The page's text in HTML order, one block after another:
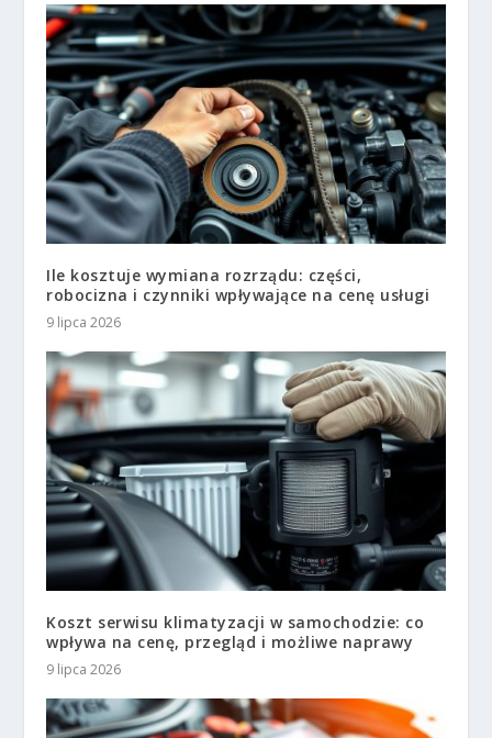
Ile kosztuje wymiana rozrządu: części,
robocizna i czynniki wpływające na cenę usługi
9 lipca 2026
Koszt serwisu klimatyzacji w samochodzie: co
wpływa na cenę, przegląd i możliwe naprawy
9 lipca 2026